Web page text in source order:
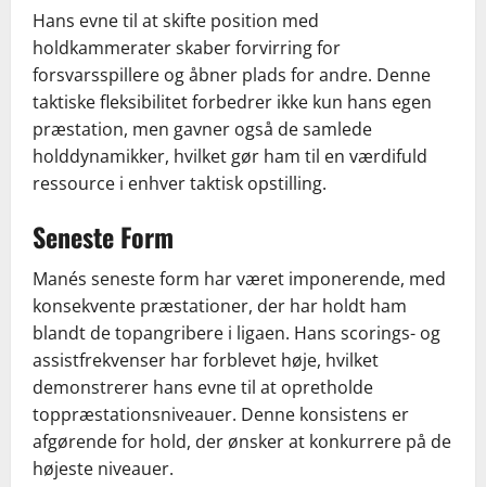
Hans evne til at skifte position med
holdkammerater skaber forvirring for
forsvarsspillere og åbner plads for andre. Denne
taktiske fleksibilitet forbedrer ikke kun hans egen
præstation, men gavner også de samlede
holddynamikker, hvilket gør ham til en værdifuld
ressource i enhver taktisk opstilling.
Seneste Form
Manés seneste form har været imponerende, med
konsekvente præstationer, der har holdt ham
blandt de topangribere i ligaen. Hans scorings- og
assistfrekvenser har forblevet høje, hvilket
demonstrerer hans evne til at opretholde
toppræstationsniveauer. Denne konsistens er
afgørende for hold, der ønsker at konkurrere på de
højeste niveauer.